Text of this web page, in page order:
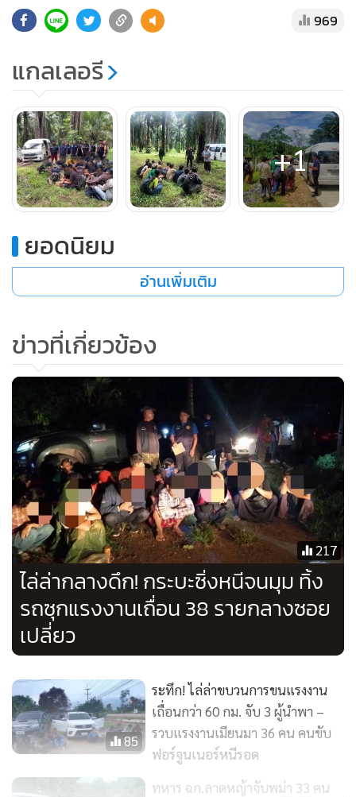
กาญจนบุรี ก่อนถูกส่งต่อไปจังหวัดชั้นใน โดยต้องจ่ายค่านาย
หน้าคนละ 13,000–15,000 บาท แต่ถูกสกัดจับได้เสียก่อน
เบื้องต้น เจ้าหน้าที่ดำเนินคดีในข้อหา “เป็นบุคคลต่างด้าวเข้ามา
และอยู่ในราชอาณาจักรไทยโดยไม่ได้รับอนุญาต” พร้อมเร่ง
รวบรวมหลักฐานขอหมายจับคนขับรถตู้ที่หลบหนี เพื่อติดตาม
ตัวมาดำเนินคดีตามกฎหมาย
969
แกลเลอรี
+1
ยอดนิยม
อ่านเพิ่มเติม
ข่าวที่เกี่ยวข้อง
217
ไล่ล่ากลางดึก! กระบะซิ่งหนีจนมุม ทิ้ง
รถซุกแรงงานเถื่อน 38 รายกลางซอย
เปลี่ยว
85
ระทึก! ไล่ล่าขบวนการขนแรงงาน
เถื่อนกว่า 60 กม. จับ 3 ผู้นำพา –
รวบแรงงานเมียนมา 36 คน คนขับ
ฟอร์จูนเนอร์หนีรอด
ทหาร ฉก.ลาดหญ้าจับพม่า 33 คน